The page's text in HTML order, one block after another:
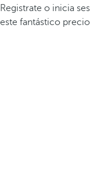
Registrate o inicia
este fantástico